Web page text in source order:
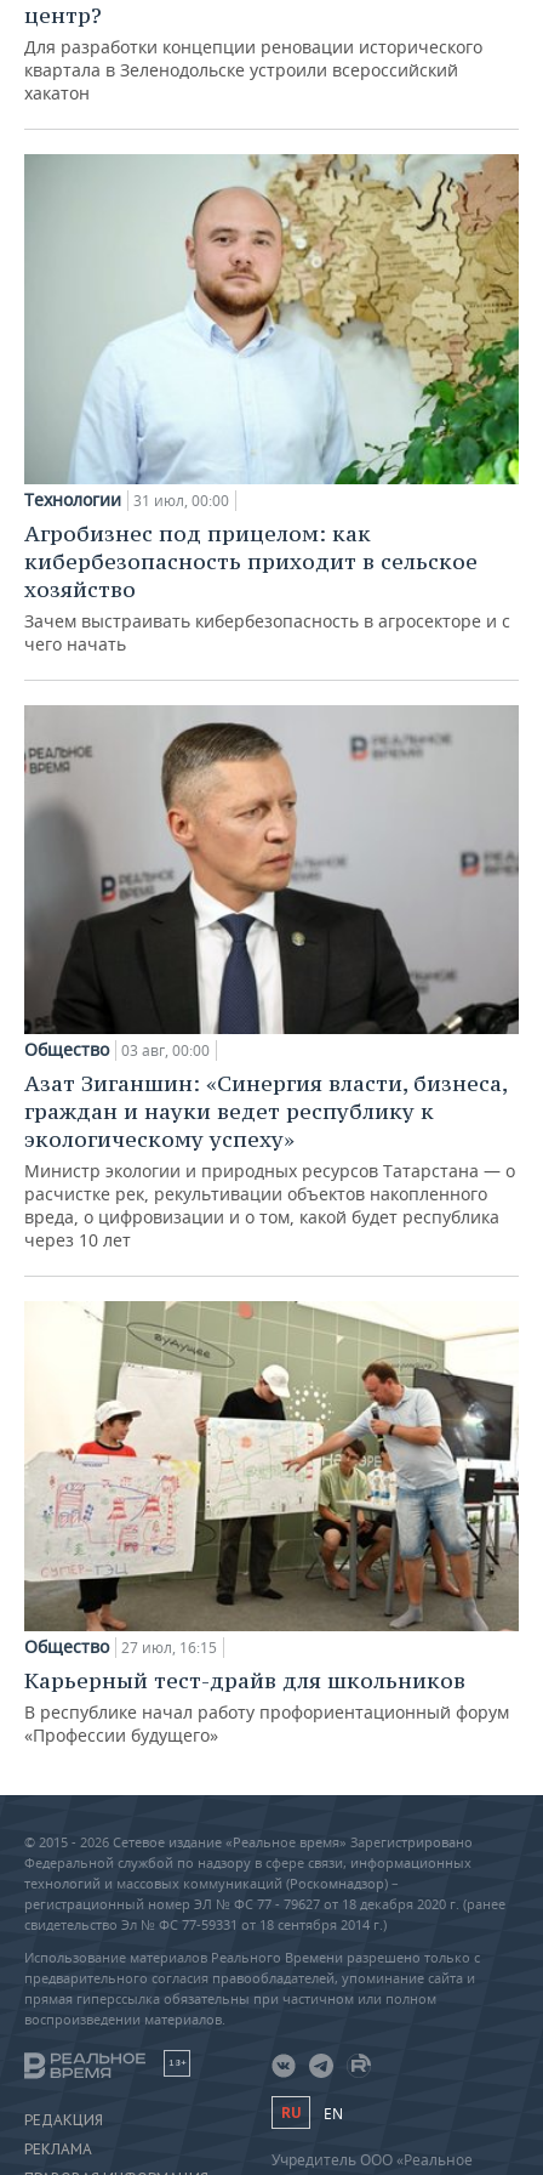
центр?
Для разработки концепции реновации исторического
квартала в Зеленодольске устроили всероссийский
хакатон
Технологии 31 июл, 00:00
Агробизнес под прицелом: как
кибербезопасность приходит в сельское
хозяйство
Зачем выстраивать кибербезопасность в агросекторе и с
чего начать
Общество 03 авг, 00:00
Азат Зиганшин: «Синергия власти, бизнеса,
граждан и науки ведет республику к
экологическому успеху»
Министр экологии и природных ресурсов Татарстана — о
расчистке рек, рекультивации объектов накопленного
вреда, о цифровизации и о том, какой будет республика
через 10 лет
Общество 27 июл, 16:15
Карьерный тест-драйв для школьников
В республике начал работу профориентационный форум
«Профессии будущего»
© 2015 - 2026 Сетевое издание «Реальное время» Зарегистрировано
Федеральной службой по надзору в сфере связи, информационных
технологий и массовых коммуникаций (Роскомнадзор) –
регистрационный номер ЭЛ № ФС 77 - 79627 от 18 декабря 2020 г. (ранее
свидетельство Эл № ФС 77-59331 от 18 сентября 2014 г.)
Использование материалов Реального Времени разрешено только с
предварительного согласия правообладателей, упоминание сайта и
прямая гиперссылка обязательны при частичном или полном
воспроизведении материалов.
18+
РЕДАКЦИЯ
РЕКЛАМА
RU EN
Учредитель ООО «Реальное